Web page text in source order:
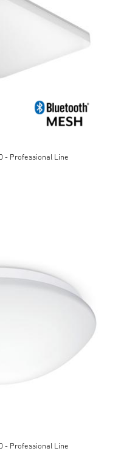
- Professional Line
- Professional Line